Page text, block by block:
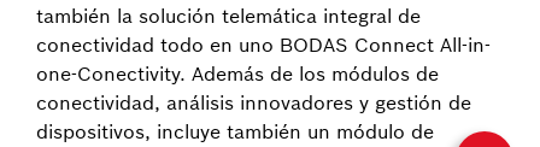
también la solución telemática integral de
conectividad todo en uno BODAS Connect All-in-
one-Conectivity. Además de los módulos de
conectividad, análisis innovadores y gestión de
dispositivos, incluye también un módulo de